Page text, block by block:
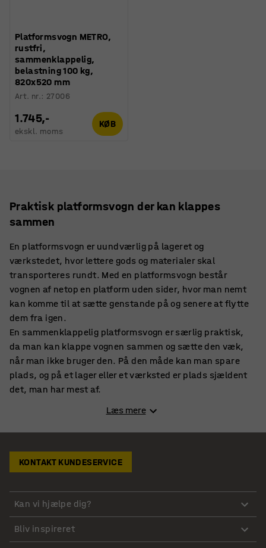
Platformsvogn METRO,
rustfri,
sammenklappelig,
belastning 100 kg,
820x520 mm
Art. nr.: 27006
1.745,-
ekskl. moms
KØB
Praktisk platformsvogn der kan klappes
sammen
En platformsvogn er uundværlig på lageret og
værkstedet, hvor lettere gods og materialer skal
transporteres rundt. Med en platformsvogn består
vognen af netop en platform uden sider, hvor man nemt
kan komme til at sætte genstande på og senere at flytte
dem fra igen.
En sammenklappelig platformsvogn er særlig praktisk,
da man kan klappe vognen sammen og sætte den væk,
når man ikke bruger den. På den måde kan man spare
plads, og på et lager eller et værksted er plads sjældent
det, man har mest af.
platformsvogne, herunder sammenklappelige
platformsvogne, som er lette at klappe sammen og folde
Foldbar platformsvogne med gummibelagt lastflade
En foldbar platformsvogn med gummebelagt overflade
kan altså være et godt valg til lageret eller værkstedet,
men også andre steder, hvor man har behov for at fragte
lettere gods rundt på kortere afstande.
Læs mere
KONTAKT KUNDESERVICE
Kan vi hjælpe dig?
Bliv inspireret